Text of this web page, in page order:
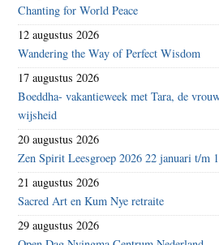
Chanting for World Peace
12 augustus 2026
Wandering the Way of Perfect Wisdom
17 augustus 2026
Boeddha- vakantieweek met Tara, de
wijsheid
20 augustus 2026
Zen Spirit Leesgroep 2026 22 januari t/m
21 augustus 2026
Sacred Art en Kum Nye retraite
29 augustus 2026